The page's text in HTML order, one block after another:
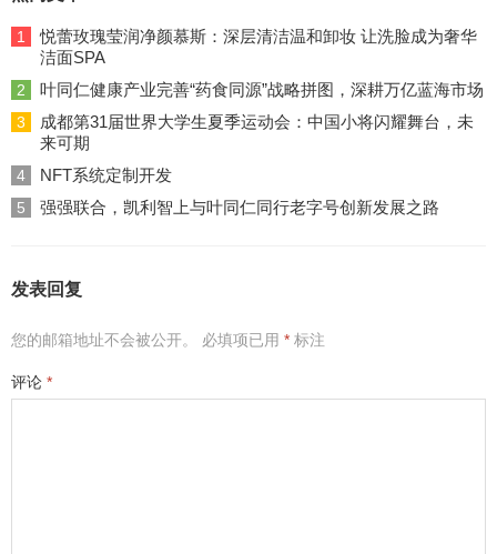
1
悦蕾玫瑰莹润净颜慕斯：深层清洁温和卸妆 让洗脸成为奢华
洁面SPA
2 叶同仁健康产业完善“药食同源”战略拼图，深耕万亿蓝海市场
3
成都第31届世界大学生夏季运动会：中国小将闪耀舞台，未
来可期
4 NFT系统定制开发
5 强强联合，凯利智上与叶同仁同行老字号创新发展之路
发表回复
您的邮箱地址不会被公开。 必填项已用 * 标注
评论 *